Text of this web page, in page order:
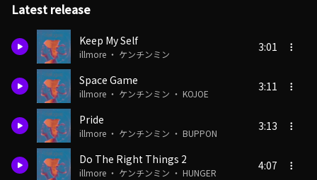
Latest release
Keep My Self
illmore ・ ケンチンミン
3:01
Space Game
illmore ・ ケンチンミン ・ KOJOE
3:11
Pride
illmore ・ ケンチンミン ・ BUPPON
3:13
Do The Right Things 2
illmore ・ ケンチンミン ・ HUNGER
4:07